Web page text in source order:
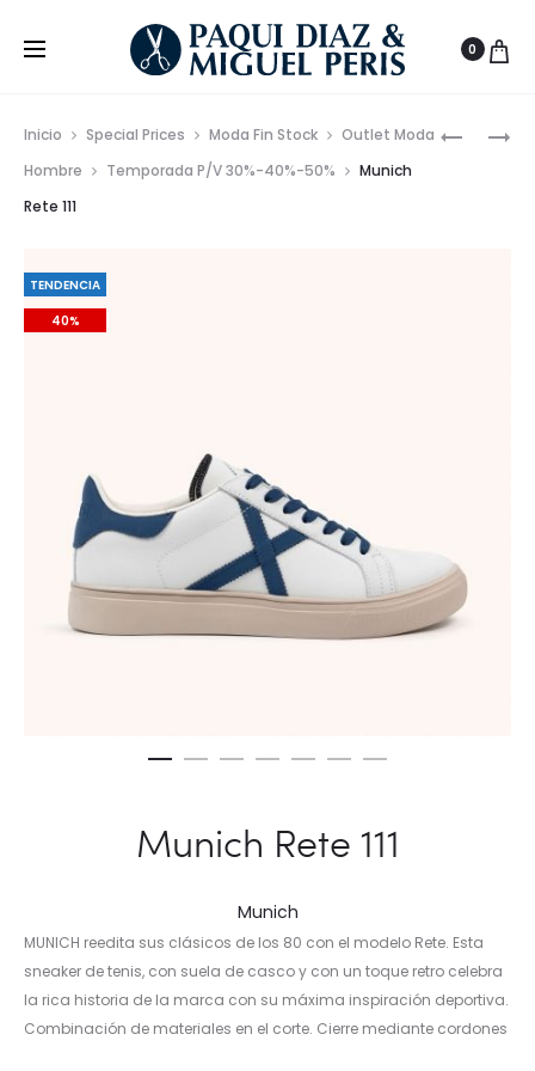
0
Inicio Special Prices Moda Fin Stock
Outlet Moda
Hombre
Temporada P/V 30%-40%-50%
Munich
Rete 111
TENDENCIA
40%
Munich Rete 111
Munich
MUNICH reedita sus clásicos de los 80 con el modelo Rete. Esta
sneaker de tenis, con suela de casco y con un toque retro celebra
la rica historia de la marca con su máxima inspiración deportiva.
Combinación de materiales en el corte. Cierre mediante cordones